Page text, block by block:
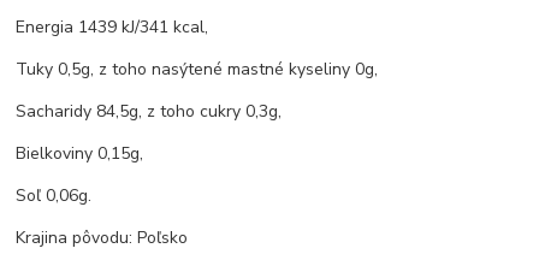
Energia 1439 kJ/341 kcal,
Tuky 0,5g, z toho nasýtené mastné kyseliny 0g,
Sacharidy 84,5g, z toho cukry 0,3g,
Bielkoviny 0,15g,
Soľ 0,06g.
Krajina pôvodu: Poľsko